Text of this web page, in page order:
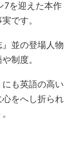
7を迎えた本作
です。
並の登場人物
制度。
も英語の高い
をへし折られ